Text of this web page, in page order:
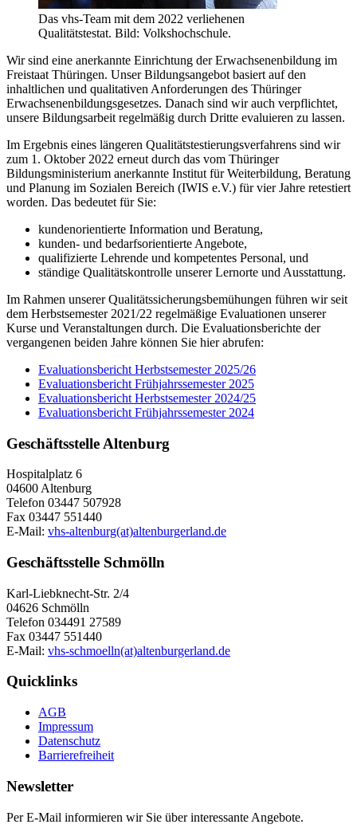
Das vhs-Team mit dem 2022 verliehenen
Qualitätstestat. Bild: Volkshochschule.
Wir sind eine anerkannte Einrichtung der Erwachsenenbildung im
Freistaat Thüringen. Unser Bildungsangebot basiert auf den
inhaltlichen und qualitativen Anforderungen des Thüringer
Erwachsenenbildungsgesetzes. Danach sind wir auch verpflichtet,
unsere Bildungsarbeit regelmäßig durch Dritte evaluieren zu lassen.
Im Ergebnis eines längeren Qualitätstestierungsverfahrens sind wir
zum 1. Oktober 2022 erneut durch das vom Thüringer
Bildungsministerium anerkannte Institut für Weiterbildung, Beratung
und Planung im Sozialen Bereich (IWIS e.V.) für vier Jahre retestiert
worden. Das bedeutet für Sie:
kundenorientierte Information und Beratung,
kunden- und bedarfsorientierte Angebote,
qualifizierte Lehrende und kompetentes Personal, und
ständige Qualitätskontrolle unserer Lernorte und Ausstattung.
Im Rahmen unserer Qualitätssicherungsbemühungen führen wir seit
dem Herbstsemester 2021/22 regelmäßige Evaluationen unserer
Kurse und Veranstaltungen durch. Die Evaluationsberichte der
vergangenen beiden Jahre können Sie hier abrufen:
Evaluationsbericht Herbstsemester 2025/26
Evaluationsbericht Frühjahrssemester 2025
Evaluationsbericht Herbstsemester 2024/25
Evaluationsbericht Frühjahrssemester 2024
Geschäftsstelle Altenburg
Hospitalplatz 6
04600 Altenburg
Telefon 03447 507928
Fax 03447 551440
E-Mail: vhs-altenburg(at)altenburgerland.de
Geschäftsstelle Schmölln
Karl-Liebknecht-Str. 2/4
04626 Schmölln
Telefon 034491 27589
Fax 03447 551440
E-Mail: vhs-schmoelln(at)altenburgerland.de
Quicklinks
AGB
Impressum
Datenschutz
Barrierefreiheit
Newsletter
Per E-Mail informieren wir Sie über interessante Angebote.